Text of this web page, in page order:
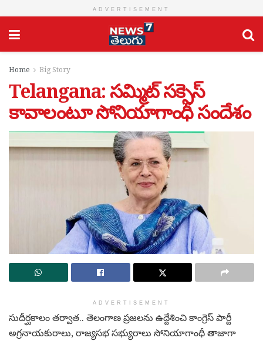
ADVERTISEMENT
Home Big Story
Telangana: సమ్మిట్ సక్సెస్
కావాలంటూ సోనియాగాంధీ సందేశం
ADVERTISEMENT
సుదీర్ఘ‌కాలం త‌ర్వాత‌.. తెలంగాణ ప్ర‌జ‌ల‌ను ఉద్దేశించి కాంగ్రెస్ పార్టీ
అగ్ర‌నాయ‌కురాలు, రాజ్య‌స‌భ స‌భ్యురాలు సోనియాగాంధీ తాజాగా